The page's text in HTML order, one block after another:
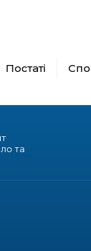
Постаті
та